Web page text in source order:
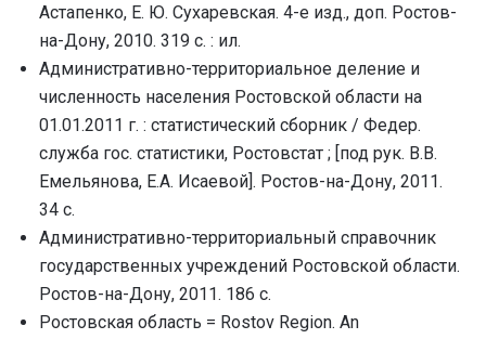
Астапенко, Е. Ю. Сухаревская. 4-е изд., доп. Ростов-
на-Дону, 2010. 319 с. : ил.
Административно-территориальное деление и
численность населения Ростовской области на
01.01.2011 г. : статистический сборник / Федер.
служба гос. статистики, Ростовстат ; [под рук. В.В.
Емельянова, Е.А. Исаевой]. Ростов-на-Дону, 2011.
34 с.
Административно-территориальный справочник
государственных учреждений Ростовской области.
Ростов-на-Дону, 2011. 186 с.
Ростовская область = Rostov Region. An